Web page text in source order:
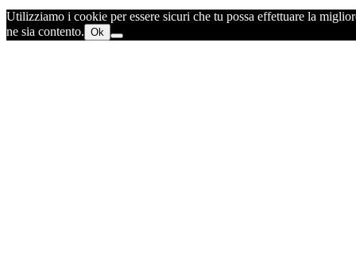
Utilizziamo i cookie per essere sicuri che tu possa effettuare la
ne sia contento. Ok